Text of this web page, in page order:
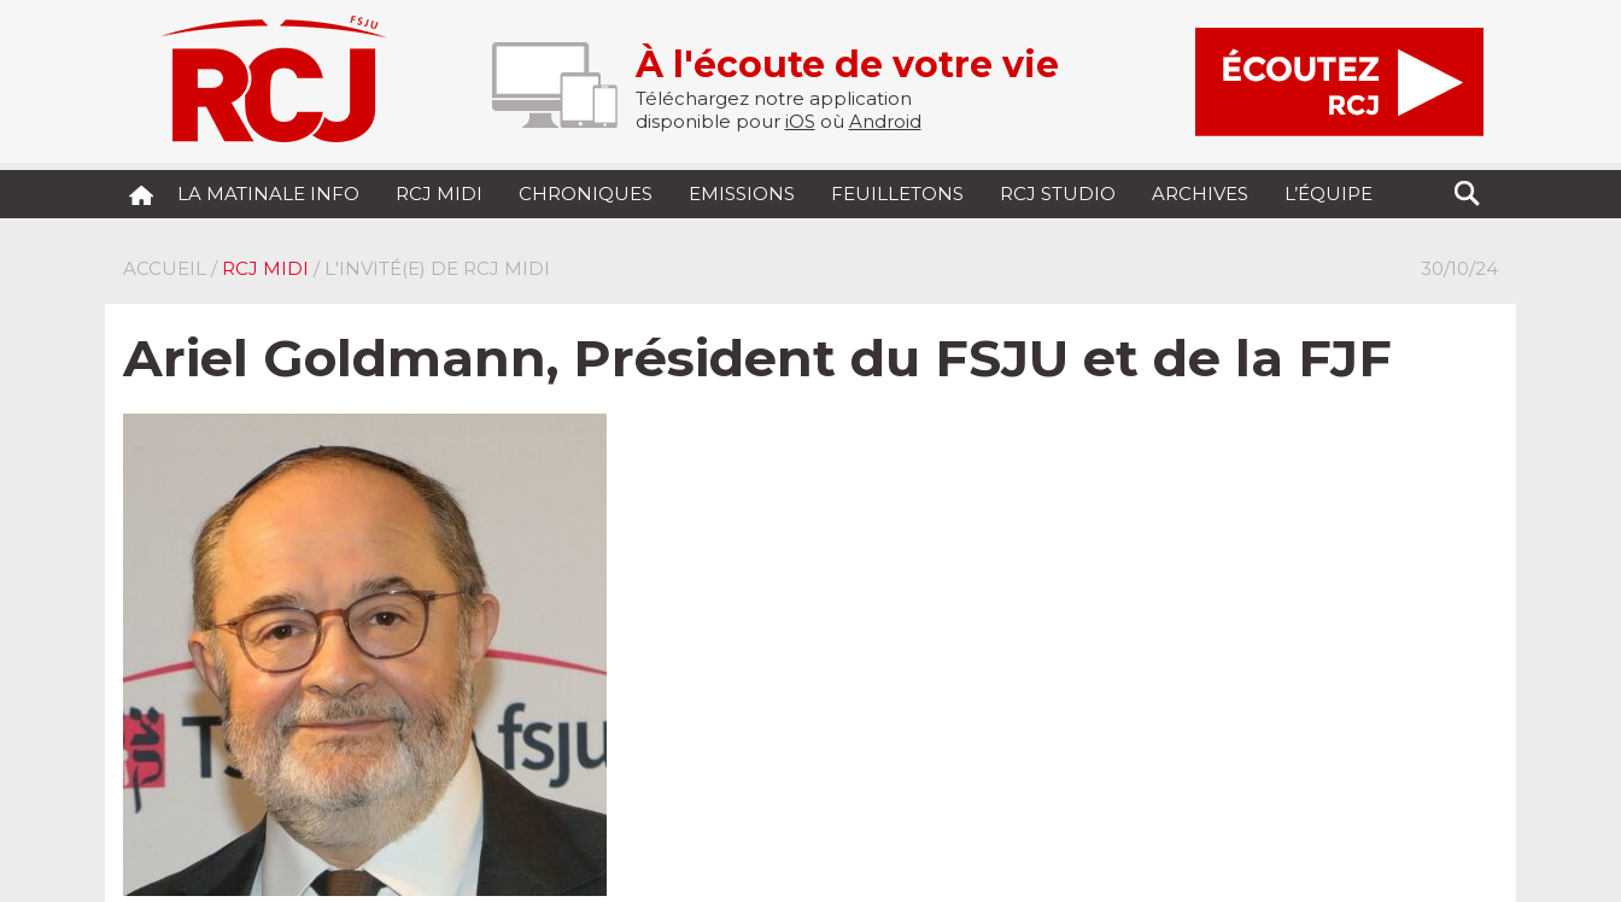
À l'écoute de votre vie
Téléchargez notre application
disponible pour iOS où Android
LA MATINALE INFO RCJ MIDI CHRONIQUES EMISSIONS FEUILLETONS RCJ STUDIO ARCHIVES L’ÉQUIPE
ACCUEIL / RCJ MIDI / L'INVITÉ(E) DE RCJ MIDI 30/10/24
Ariel Goldmann, Président du FSJU et de la FJF